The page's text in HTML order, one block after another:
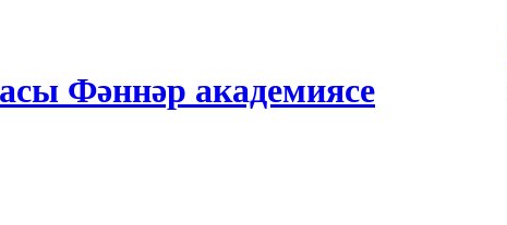
Фәннәр академиясе